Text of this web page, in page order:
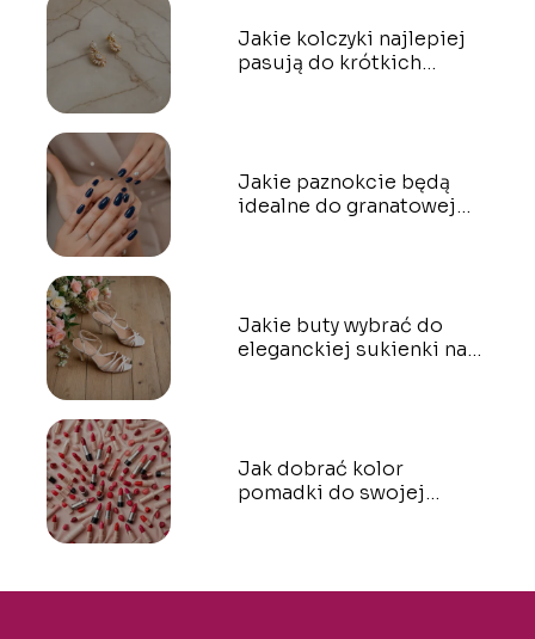
Jakie kolczyki najlepiej
pasują do krótkich
Jakie paznokcie będą
idealne do granatowej
Jakie buty wybrać do
eleganckiej sukienki na
Jak dobrać kolor
pomadki do swojej